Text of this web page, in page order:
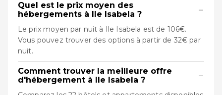
Quel est le prix moyen des
hébergements à Ile Isabela ?
−
Le prix moyen par nuit à Ile Isabela est de 106€.
Vous pouvez trouver des options à partir de 32€ par
nuit.
Comment trouver la meilleure offre
d'hébergement à Ile Isabela ?
−